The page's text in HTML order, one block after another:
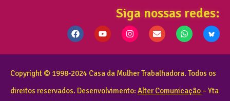
Siga nossas redes:
Copyright © 1998-2024 Casa da Mulher Trabalhadora. Todos os
direitos reservados. Desenvolvimento: Alter Comunicação – Yta